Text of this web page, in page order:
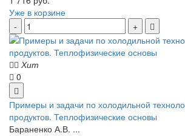
Уже в корзине
Хит
0
Примеры и задачи по холодильной
продуктов. Теплофизические основы
Бараненко А.В. ...